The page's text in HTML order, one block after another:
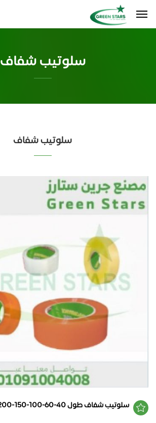
سلوتيب شفاف
سلوتيب شفاف
سلوتيب شفاف طول 40-60-100-150-200-300 يارده